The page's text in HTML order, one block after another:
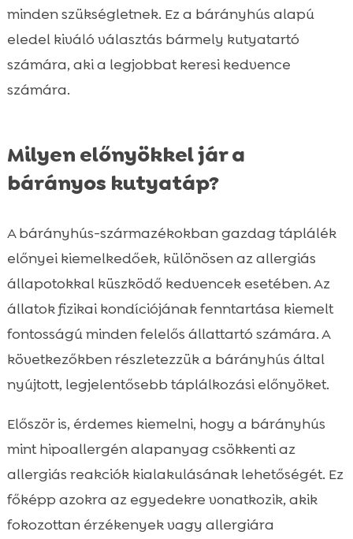
minden szükségletnek. Ez a bárányhús alapú
eledel kiváló választás bármely kutyatartó
számára, aki a legjobbat keresi kedvence
számára.
Milyen előnyökkel jár a
bárányos kutyatáp?
A bárányhús-származékokban gazdag táplálék
előnyei kiemelkedőek, különösen az allergiás
állapotokkal küszködő kedvencek esetében. Az
állatok fizikai kondíciójának fenntartása kiemelt
fontosságú minden felelős állattartó számára. A
következőkben részletezzük a bárányhús által
nyújtott, legjelentősebb táplálkozási előnyöket.
Először is, érdemes kiemelni, hogy a bárányhús
mint hipoallergén alapanyag csökkenti az
allergiás reakciók kialakulásának lehetőségét. Ez
főképp azokra az egyedekre vonatkozik, akik
fokozottan érzékenyek vagy allergiára